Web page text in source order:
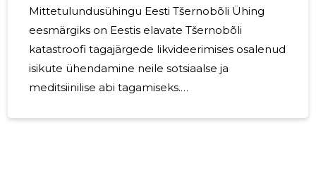
Mittetulundusühingu Eesti Tšernobõli Ühing
eesmärgiks on Eestis elavate Tšernobõli
katastroofi tagajärgede likvideerimises osalenud
isikute ühendamine neile sotsiaalse ja
meditsiinilise abi tagamiseks.